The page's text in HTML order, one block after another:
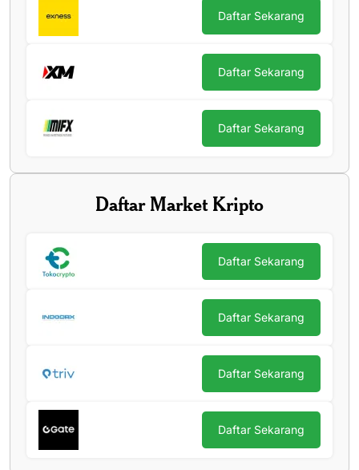
Daftar Sekarang
Daftar Sekarang
Daftar Sekarang
Daftar Market Kripto
Daftar Sekarang
Daftar Sekarang
Daftar Sekarang
Daftar Sekarang